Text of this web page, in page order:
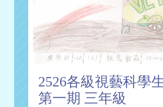
2526各級視藝科學
第一期 三年級